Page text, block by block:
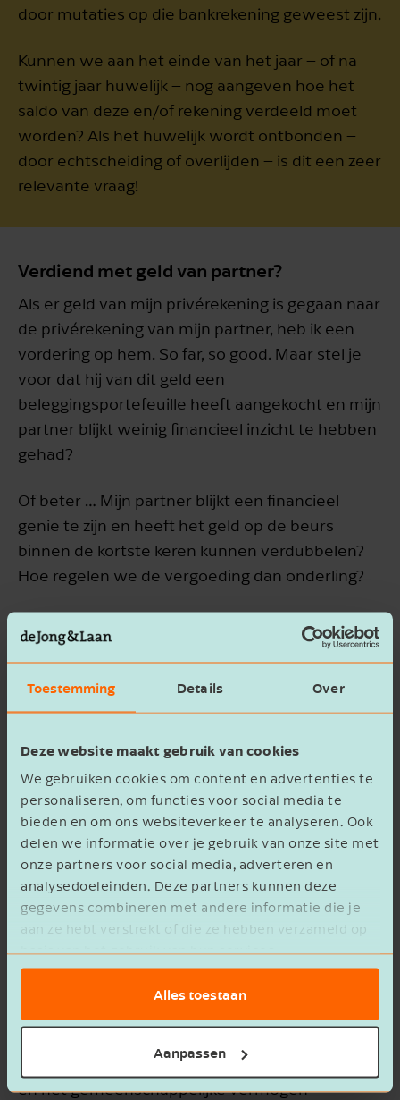
Toestemming Details Over
Deze website maakt gebruik van cookies
We gebruiken cookies om content en advertenties te
personaliseren, om functies voor social media te
bieden en om ons websiteverkeer te analyseren. Ook
delen we informatie over je gebruik van onze site met
onze partners voor social media, adverteren en
analysedoeleinden. Deze partners kunnen deze
gegevens combineren met andere informatie die je
aan ze hebt verstrekt of die ze hebben verzameld op
basis van het gebruik van hun services.
Alles toestaan
Aanpassen
door mutaties op die bankrekening geweest zijn.
Kunnen we aan het einde van het jaar – of na
twintig jaar huwelijk – nog aangeven hoe het
saldo van deze en/of rekening verdeeld moet
worden? Als het huwelijk wordt ontbonden –
door echtscheiding of overlijden – is dit een zeer
relevante vraag!
Verdiend met geld van partner?
Als er geld van mijn privérekening is gegaan naar
de privérekening van mijn partner, heb ik een
vordering op hem. So far, so good. Maar stel je
voor dat hij van dit geld een
beleggingsportefeuille heeft aangekocht en mijn
partner blijkt weinig financieel inzicht te hebben
gehad?
Of beter … Mijn partner blijkt een financieel
genie te zijn en heeft het geld op de beurs
binnen de kortste keren kunnen verdubbelen?
Hoe regelen we de vergoeding dan onderling?
Beleggingsleer
Op vergoedingsrechten is wettelijk de
beleggingsleer van toepassing. Dit betekent dat
als een partner met geld van een ander gaat
ander is. Als ik het geluk heb dat mijn partner
een goed rendement maakt met het geld dat hij
van mij heeft geleend, dan krijg ik op die
vordering een hoog rendement. Maakt mijn
partner er een potje van, dan kan ik op de blaren
zitten!
dan kan ik op de blaren zitten!
Bij het einde van het huwelijk moeten alle
rendementen – van de twee privévermogens
én het gemeenschappelijke vermogen –